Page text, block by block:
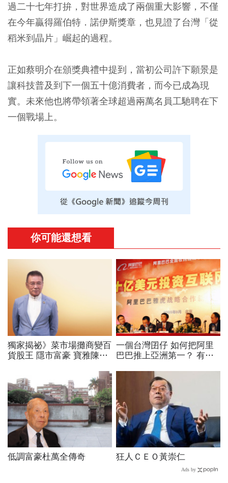
過二十七年打拚，對世界造成了兩個重大影響，不僅
在今年贏得羅伯特．諾伊斯獎章，也見證了台灣「從
稻米到晶片」崛起的過程。
正如蔡明介在頒獎典禮中提到，當初公司許下願景是
讓科技普及到下一個五十億消費者，而今已成為現
實。未來他也將帶領著全球超過兩萬名員工馳聘在下
一個戰場上。